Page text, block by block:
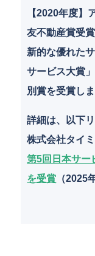
【2020年度】
友不動産賞受
新的な優れた
サービス大賞
別賞を受賞しま
詳細は、以下
株式会社タイ
第5回日本サ
を受賞 （2025